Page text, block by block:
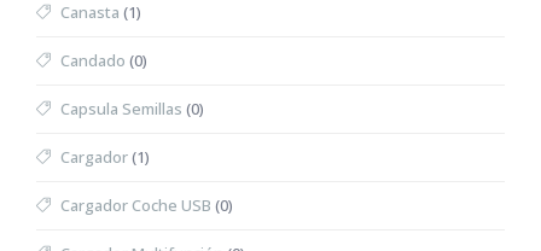
Canasta (1)
Candado (0)
Capsula Semillas (0)
Cargador(1)
Cargador Coche USB (0)